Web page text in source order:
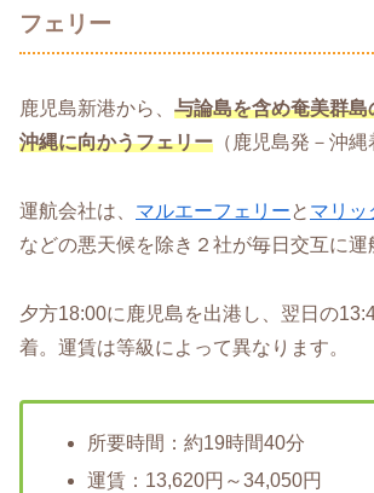
フェリー
鹿児島新港から、 与論島を含め奄美群
沖縄に向かうフェリー （鹿児島発－沖縄
運航会社は、 マルエーフェリーと マリッ
などの悪天候を除き２社が毎日交互に運
夕方18:00に鹿児島を出港し、翌日の
着。運賃は等級によって異なります。
所要時間：約19時間40分
運賃：13,620円～34,050円